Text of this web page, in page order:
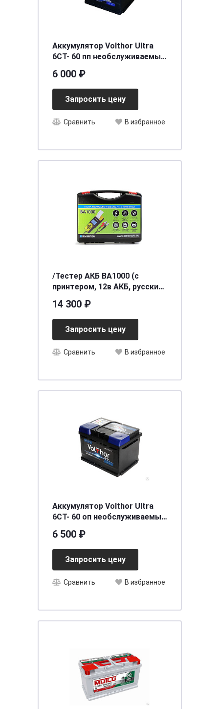
Аккумулятор Volthor Ultra
6СТ- 60 пп необслуживаемый
6 000 ₽
Запросить цену
Сравнить В избранное
/Тестер АКБ ВА1000 (с
принтером, 12в АКБ, русский
14 300 ₽
Запросить цену
Сравнить В избранное
Аккумулятор Volthor Ultra
6СТ- 60 оп необслуживаемый
6 500 ₽
Запросить цену
Сравнить В избранное